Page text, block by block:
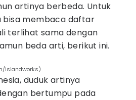
artinya berbeda. Untuk
bisa membaca daftar
terlihat sama dengan
beda arti, berikut ini.
islandworks)
duduk artinya
bertumpu pada